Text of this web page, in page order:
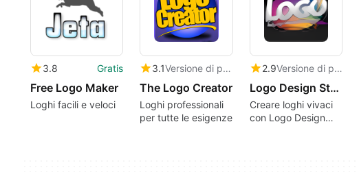
3.8 Gratis
Free Logo Maker
Loghi facili e veloci
3.1 Versione di prova
The Logo Creator
Loghi professionali
per tutte le esigenze
2.9 Versione di prova
Logo Design Studio Pro
Creare loghi vivaci
con Logo Design